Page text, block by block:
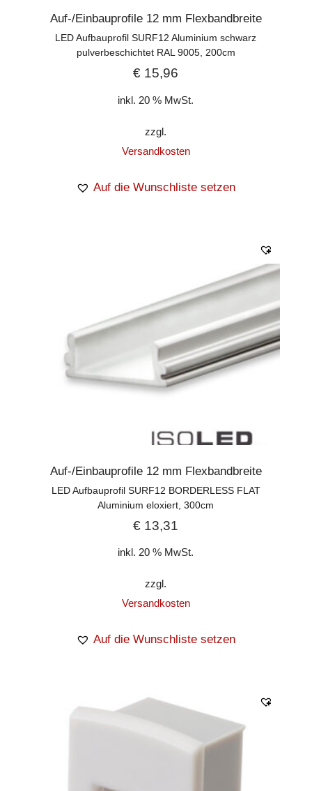
Auf-/Einbauprofile 12 mm Flexbandbreite
LED Aufbauprofil SURF12 Aluminium schwarz
pulverbeschichtet RAL 9005, 200cm
€ 15,96
inkl. 20 % MwSt.
zzgl.
Versandkosten
Auf die Wunschliste setzen
Auf-/Einbauprofile 12 mm Flexbandbreite
LED Aufbauprofil SURF12 BORDERLESS FLAT
Aluminium eloxiert, 300cm
€ 13,31
inkl. 20 % MwSt.
zzgl.
Versandkosten
Auf die Wunschliste setzen